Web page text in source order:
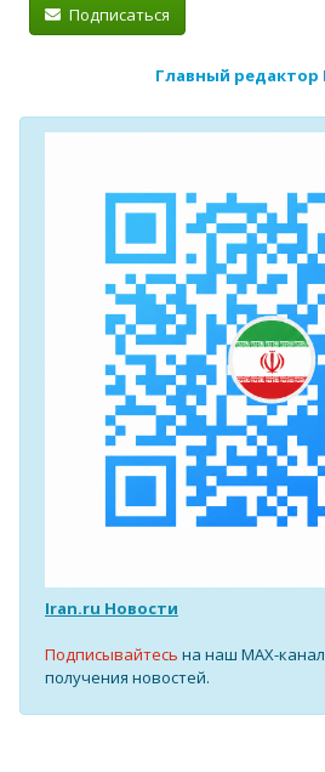
Подписаться
Главный редактор
Iran.ru Новости
Подписывайтесь на наш MAX-
получения новостей.